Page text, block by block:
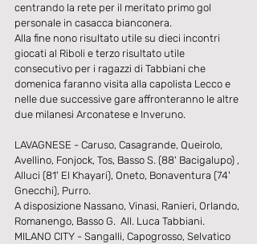
centrando la rete per il meritato primo gol
personale in casacca bianconera.
Alla fine nono risultato utile su dieci incontri
giocati al Riboli e terzo risultato utile
consecutivo per i ragazzi di Tabbiani che
domenica faranno visita alla capolista Lecco e
nelle due successive gare affronteranno le altre
due milanesi Arconatese e Inveruno.
LAVAGNESE - Caruso, Casagrande, Queirolo,
Avellino, Fonjock, Tos, Basso S. (88' Bacigalupo) ,
Alluci (81' El Khayari), Oneto, Bonaventura (74'
Gnecchi), Purro.
A disposizione Nassano, Vinasi, Ranieri, Orlando,
Romanengo, Basso G.  All. Luca Tabbiani.
MILANO CITY - Sangalli, Capogrosso, Selvatico